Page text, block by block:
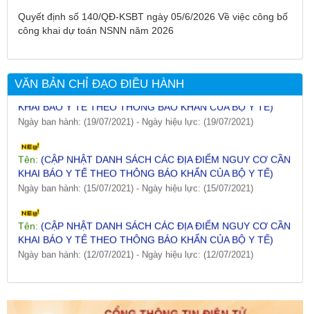
Quyết định số 140/QĐ-KSBT ngày 05/6/2026 Về việc công bố
công khai dự toán NSNN năm 2026
VĂN BẢN CHỈ ĐẠO ĐIỀU HÀNH
NGÀY 25/7/2021)
Ngày ban hành: (26/07/2021) -Ngày hiệu lực: (26/07/2021)
Tên:(CẬP NHẬT DANH SÁCH CÁC ĐỊA ĐIỂM NGUY CƠ CẦN
KHAI BÁO Y TẾ THEO THÔNG BÁO KHẨN CỦA BỘ Y TẾ)
Tên:
KHAI BÁO Y TẾ THEO THÔNG BÁO KHẨN CỦA BỘ Y TẾ)
Ngày ban hành: (15/07/2021) -Ngày hiệu lực: (15/07/2021)
Tên:
KHAI BÁO Y TẾ THEO THÔNG BÁO KHẨN CỦA BỘ Y TẾ)
Ngày ban hành: (12/07/2021) -Ngày hiệu lực: (12/07/2021)
Ngày ban hành: (09/07/2021) -Ngày hiệu lực: (09/07/2021)